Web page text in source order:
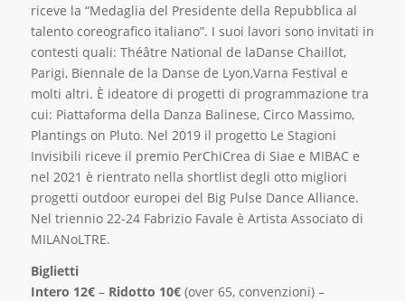
riceve la “Medaglia del Presidente della Repubblica al
talento coreografico italiano”. I suoi lavori sono invitati in
contesti quali: Théâtre National de laDanse Chaillot,
Parigi, Biennale de la Danse de Lyon,Varna Festival e
molti altri. È ideatore di progetti di programmazione tra
cui: Piattaforma della Danza Balinese, Circo Massimo,
Plantings on Pluto. Nel 2019 il progetto Le Stagioni
Invisibili riceve il premio PerChiCrea di Siae e MIBAC e
nel 2021 è rientrato nella shortlist degli otto migliori
progetti outdoor europei del Big Pulse Dance Alliance.
Nel triennio 22-24 Fabrizio Favale è Artista Associato di
MILANoLTRE.
Biglietti
Intero 12€– Ridotto 10€(over 65, convenzioni) –